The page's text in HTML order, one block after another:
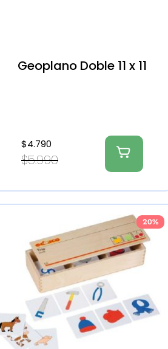
Geoplano Doble 11 x 11
$5.990
$4.790
20%